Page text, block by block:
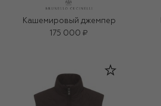
Кашемировый джемпер
175 000 ₽